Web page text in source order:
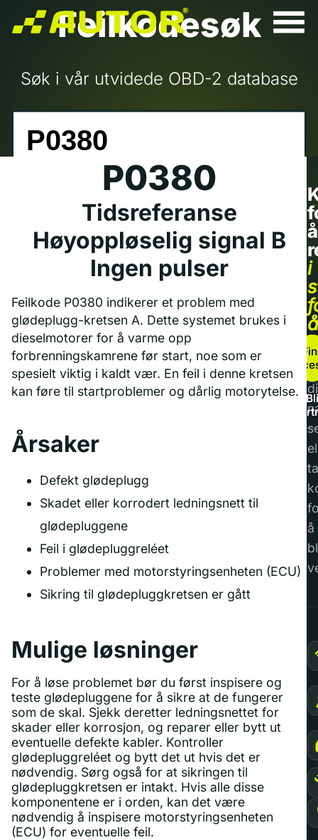
Feilkodesøk
Søk i vår utvidede OBD-2 database
P0380
Tidsreferanse
Høyoppløselig signal B
Ingen pulser
Feilkode P0380 indikerer et problem med
glødeplugg-kretsen A. Dette systemet brukes i
dieselmotorer for å varme opp
forbrenningskamrene før start, noe som er
spesielt viktig i kaldt vær. En feil i denne kretsen
kan føre til startproblemer og dårlig motorytelse.
Årsaker
Defekt glødeplugg
Skadet eller korrodert ledningsnett til
glødepluggene
Feil i glødepluggreléet
Problemer med motorstyringsenheten (ECU)
Sikring til glødepluggkretsen er gått
Mulige løsninger
For å løse problemet bør du først inspisere og
teste glødepluggene for å sikre at de fungerer
som de skal. Sjekk deretter ledningsnettet for
skader eller korrosjon, og reparer eller bytt ut
eventuelle defekte kabler. Kontroller
glødepluggreléet og bytt det ut hvis det er
nødvendig. Sørg også for at sikringen til
glødepluggkretsen er intakt. Hvis alle disse
komponentene er i orden, kan det være
nødvendig å inspisere motorstyringsenheten
(ECU) for eventuelle feil.
å
i
å
ta
å
Bli